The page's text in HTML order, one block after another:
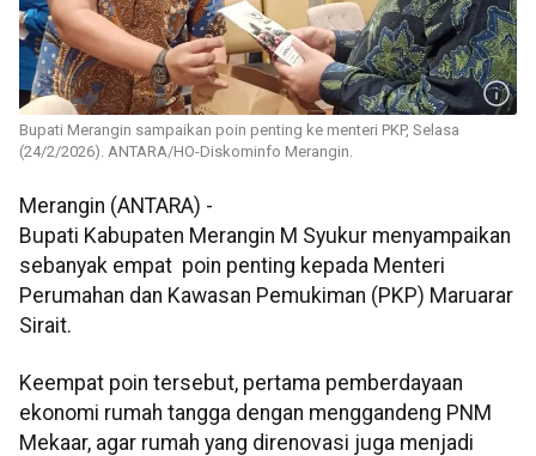
Bupati Merangin sampaikan poin penting ke menteri PKP, Selasa
(24/2/2026). ANTARA/HO-Diskominfo Merangin.
Merangin (ANTARA) -
Bupati Kabupaten Merangin M Syukur menyampaikan
sebanyak empat poin penting kepada Menteri
Perumahan dan Kawasan Pemukiman (PKP) Maruarar
Sirait.
Keempat poin tersebut, pertama pemberdayaan
ekonomi rumah tangga dengan menggandeng PNM
Mekaar, agar rumah yang direnovasi juga menjadi